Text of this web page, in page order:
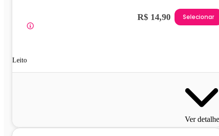
Leito
R$ 14,90 Selecionar
Ver